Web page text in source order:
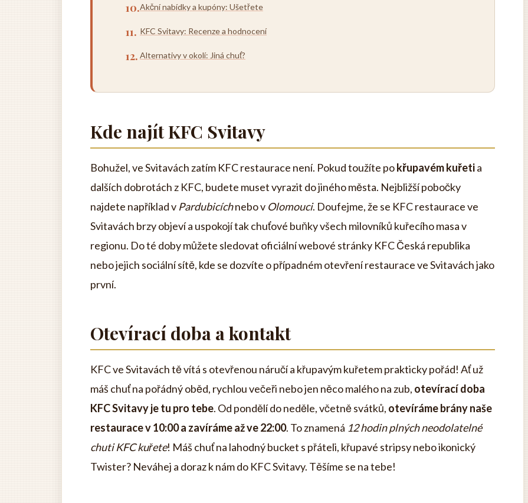
Akční nabídky a kupóny: Ušetřete
KFC Svitavy: Recenze a hodnocení
Alternativy v okolí: Jiná chuť?
Kde najít KFC Svitavy
Bohužel, ve Svitavách zatím KFC restaurace není. Pokud toužíte pokřupavém kuřetia
dalších dobrotách z KFC, budete muset vyrazit do jiného města. Nejbližší pobočky
najdete například v Pardubicíchnebo v Olomouci. Doufejme, že se KFC restaurace ve
Svitavách brzy objeví a uspokojí tak chuťové buňky všech milovníků kuřecího masa v
regionu. Do té doby můžete sledovat oficiální webové stránky KFC Česká republika
nebo jejich sociální sítě, kde se dozvíte o případném otevření restaurace ve Svitavách jako
první.
Otevírací doba a kontakt
KFC ve Svitavách tě vítá s otevřenou náručí a křupavým kuřetem prakticky pořád! Ať už
máš chuť na pořádný oběd, rychlou večeři nebo jen něco malého na zub, otevírací doba
KFC Svitavy je tu pro tebe. Od pondělí do neděle, včetně svátků, otevíráme brány naše
restaurace v 10:00 a zavíráme až ve 22:00. To znamená 12 hodin plných neodolatelné
chuti KFC kuřete! Máš chuť na lahodný bucket s přáteli, křupavé stripsy nebo ikonický
Twister? Neváhej a doraz k nám do KFC Svitavy. Těšíme se na tebe!